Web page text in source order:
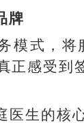
牌
模式，将
正感受到
医生的核